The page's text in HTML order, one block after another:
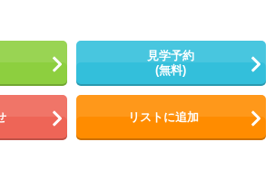
見学予約
(無料)
リストに追加